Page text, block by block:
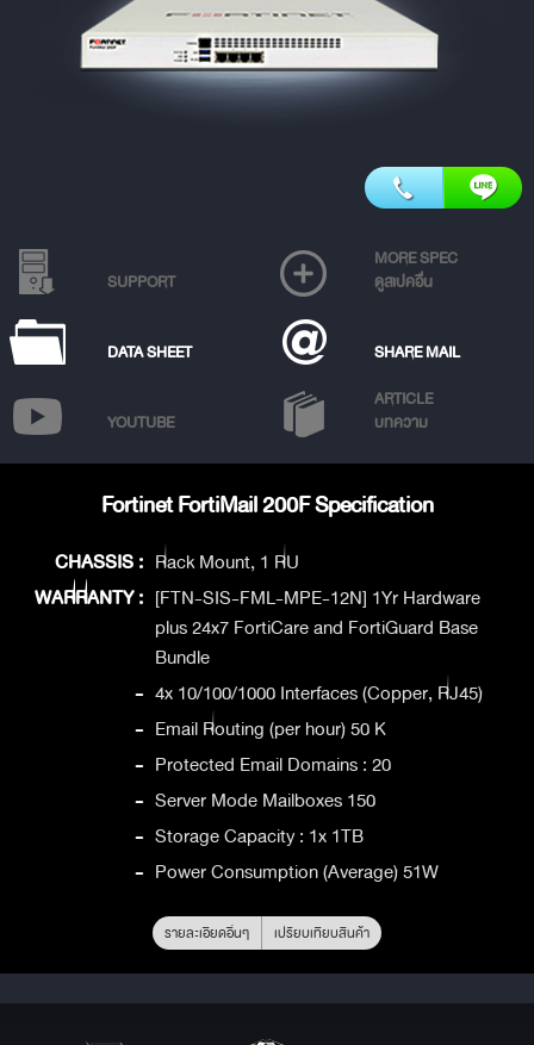
SUPPORT
MORE SPEC
ดูสเปคอื่น
DATA SHEET SHARE MAIL
YOUTUBE
ARTICLE
บทความ
Fortinet FortiMail 200F Specification
CHASSIS : Rack Mount, 1 RU
WARRANTY : [FTN-SIS-FML-MPE-12N] 1Yr Hardware
plus 24x7 FortiCare and FortiGuard Base
Bundle
- 4x 10/100/1000 Interfaces (Copper, RJ45)
- Email Routing (per hour) 50 K
- Protected Email Domains : 20
- Server Mode Mailboxes 150
- Storage Capacity : 1x 1TB
- Power Consumption (Average) 51W
รายละเอียดอื่นๆ เปรียบเทียบสินค้า